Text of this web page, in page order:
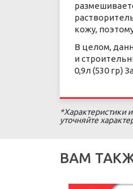
кожу,
В целом,
и
0,9л (530 гр)
*Характеристики
уточняйте
ВАМ